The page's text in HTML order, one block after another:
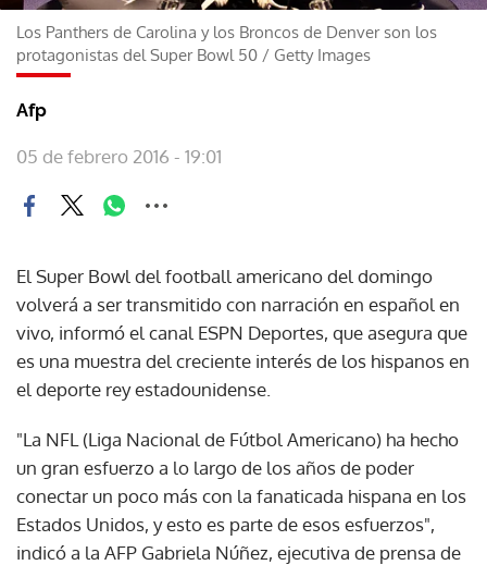
Los Panthers de Carolina y los Broncos de Denver son los
protagonistas del Super Bowl 50 / Getty Images
Afp
05 de febrero 2016 - 19:01
El Super Bowl del football americano del domingo
volverá a ser transmitido con narración en español en
vivo, informó el canal ESPN Deportes, que asegura que
es una muestra del creciente interés de los hispanos en
el deporte rey estadounidense.
"La NFL (Liga Nacional de Fútbol Americano) ha hecho
un gran esfuerzo a lo largo de los años de poder
conectar un poco más con la fanaticada hispana en los
Estados Unidos, y esto es parte de esos esfuerzos",
indicó a la AFP Gabriela Núñez, ejecutiva de prensa de